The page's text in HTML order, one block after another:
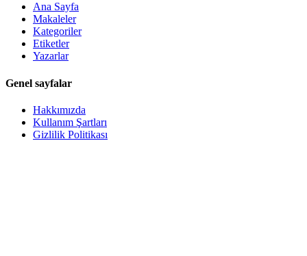
Ana Sayfa
Makaleler
Kategoriler
Etiketler
Yazarlar
Genel sayfalar
Hakkımızda
Kullanım Şartları
Gizlilik Politikası